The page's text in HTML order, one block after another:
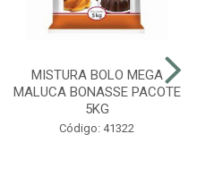
MISTURA BOLO MEGA
MALUCA BONASSE PACOTE
5KG
Código: 41322